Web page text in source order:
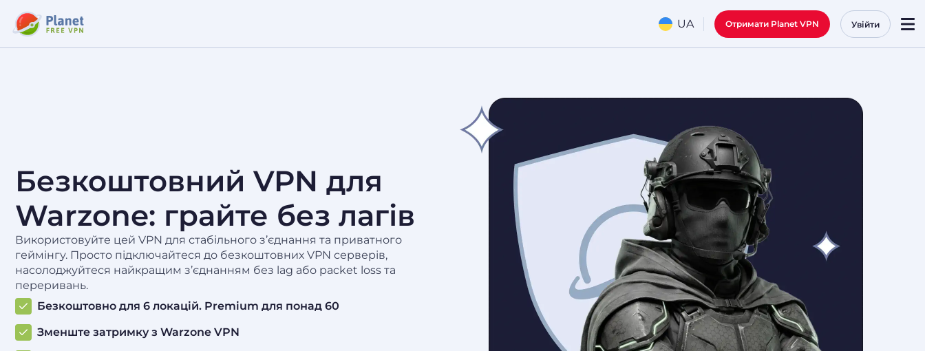
UA Отримати Planet VPN Увійти
Безкоштовний VPN для
Warzone: грайте без лагів
Використовуйте цей VPN для стабільного з’єднання та приватного
геймінгу. Просто підключайтеся до безкоштовних VPN серверів,
насолоджуйтеся найкращим з’єднанням без lag або packet loss та
переривань.
Безкоштовно для 6 локацій. Premium для понад 60
Зменште затримку з Warzone VPN